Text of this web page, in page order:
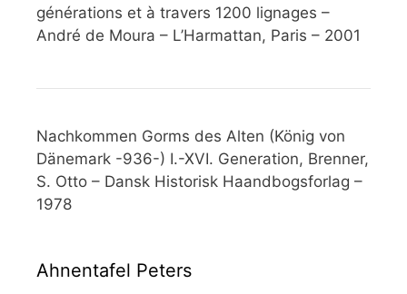
générations et à travers 1200 lignages –
André de Moura – L’Harmattan, Paris – 2001
Nachkommen Gorms des Alten (König von
Dänemark -936-) I.-XVI. Generation, Brenner,
S. Otto – Dansk Historisk Haandbogsforlag –
1978
Ahnentafel Peters